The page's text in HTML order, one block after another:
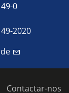
0
2020
Contactar-nos